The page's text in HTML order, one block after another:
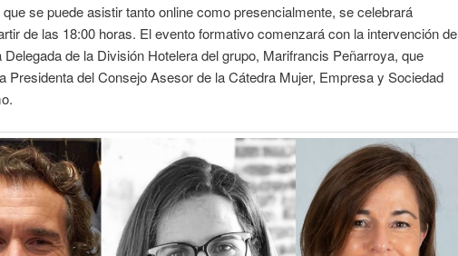
que se puede asistir tanto online como presencialmente, se celebrará
de las 18:00 horas. El evento formativo comenzará con la intervención de
Delegada de la División Hotelera del grupo, Marifrancis Peñarroya, que
Presidenta del Consejo Asesor de la Cátedra Mujer, Empresa y Sociedad